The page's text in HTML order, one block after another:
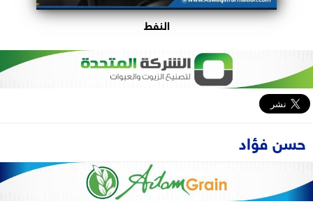
النفط
حسن فؤاد